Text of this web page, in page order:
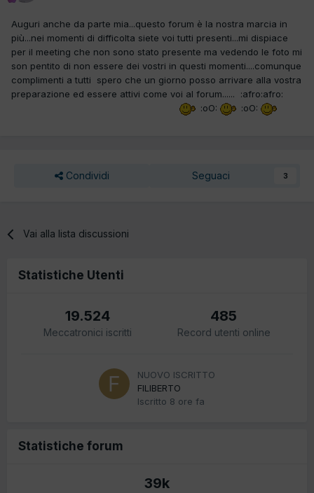
Auguri anche da parte mia...questo forum è la nostra marcia in
più...nei momenti di difficolta siete voi tutti presenti...mi dispiace
per il meeting che non sono stato presente ma vedendo le foto mi
son pentito di non essere dei vostri in questi momenti....comunque
complimenti a tutti spero che un giorno posso arrivare alla vostra
preparazione ed essere attivi come voi al forum...... :afro:afro:
:oO:
:oO:
Condividi Seguaci 3
Vai alla lista discussioni
Statistiche Utenti
19.524
Meccatronici iscritti
485
Record utenti online
NUOVO ISCRITTO
FILIBERTO
Iscritto 8 ore fa
Statistiche forum
39k